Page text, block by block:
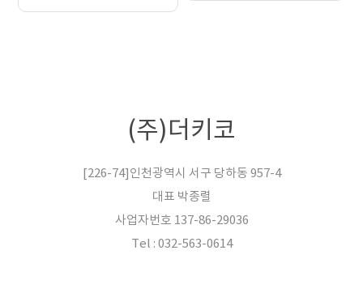
(주)더키코
[226-74]인천광역시 서구 당하동 957-4
대표 박종렬
사업자번호 137-86-29036
Tel : 032-563-0614